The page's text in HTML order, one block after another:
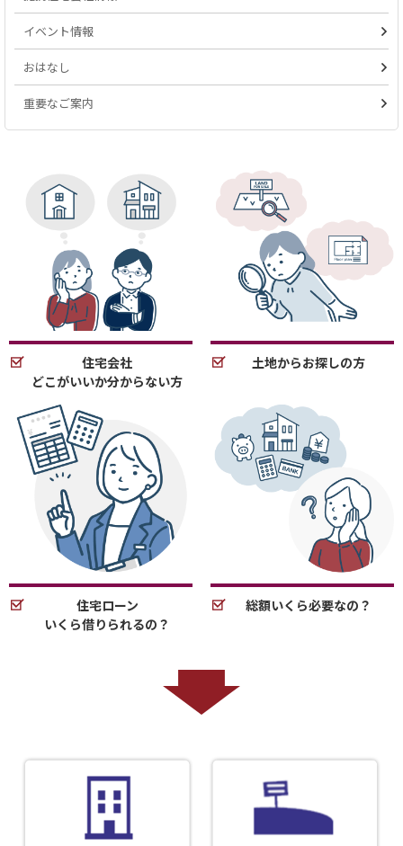
イベント情報
おはなし
重要なご案内
住宅会社
どこがいいか分からない方
土地からお探しの方
住宅ローン
いくら借りられるの？
総額いくら必要なの？